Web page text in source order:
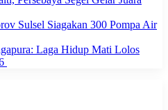
Sulsel Siagakan 300 Pompa Air
Laga Hidup Mati Lolos